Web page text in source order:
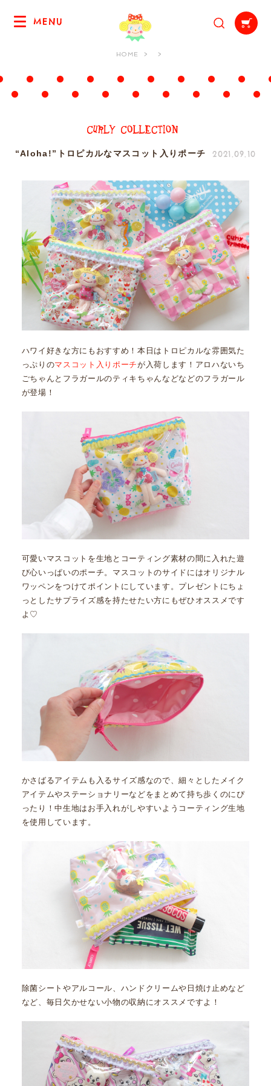
MENU
HOME
“Aloha!”トロピカルなマスコット入りポーチ 2021.09.10
ハワイ好きな方にもおすすめ！本日はトロピカルな雰囲気た
っぷりのマスコット入りポーチが入荷します！アロハないち
ごちゃんとフラガールのティキちゃんなどなどのフラガール
が登場！
可愛いマスコットを生地とコーティング素材の間に入れた遊
び心いっぱいのポーチ。マスコットのサイドにはオリジナル
ワッペンをつけてポイントにしています。プレゼントにちょ
っとしたサプライズ感を持たせたい方にもぜひオススメです
よ♡
かさばるアイテムも入るサイズ感なので、細々としたメイク
アイテムやステーショナリーなどをまとめて持ち歩くのにぴ
ったり！中生地はお手入れがしやすいようコーティング生地
を使用しています。
除菌シートやアルコール、ハンドクリームや日焼け止めなど
など、毎日欠かせない小物の収納にオススメですよ！